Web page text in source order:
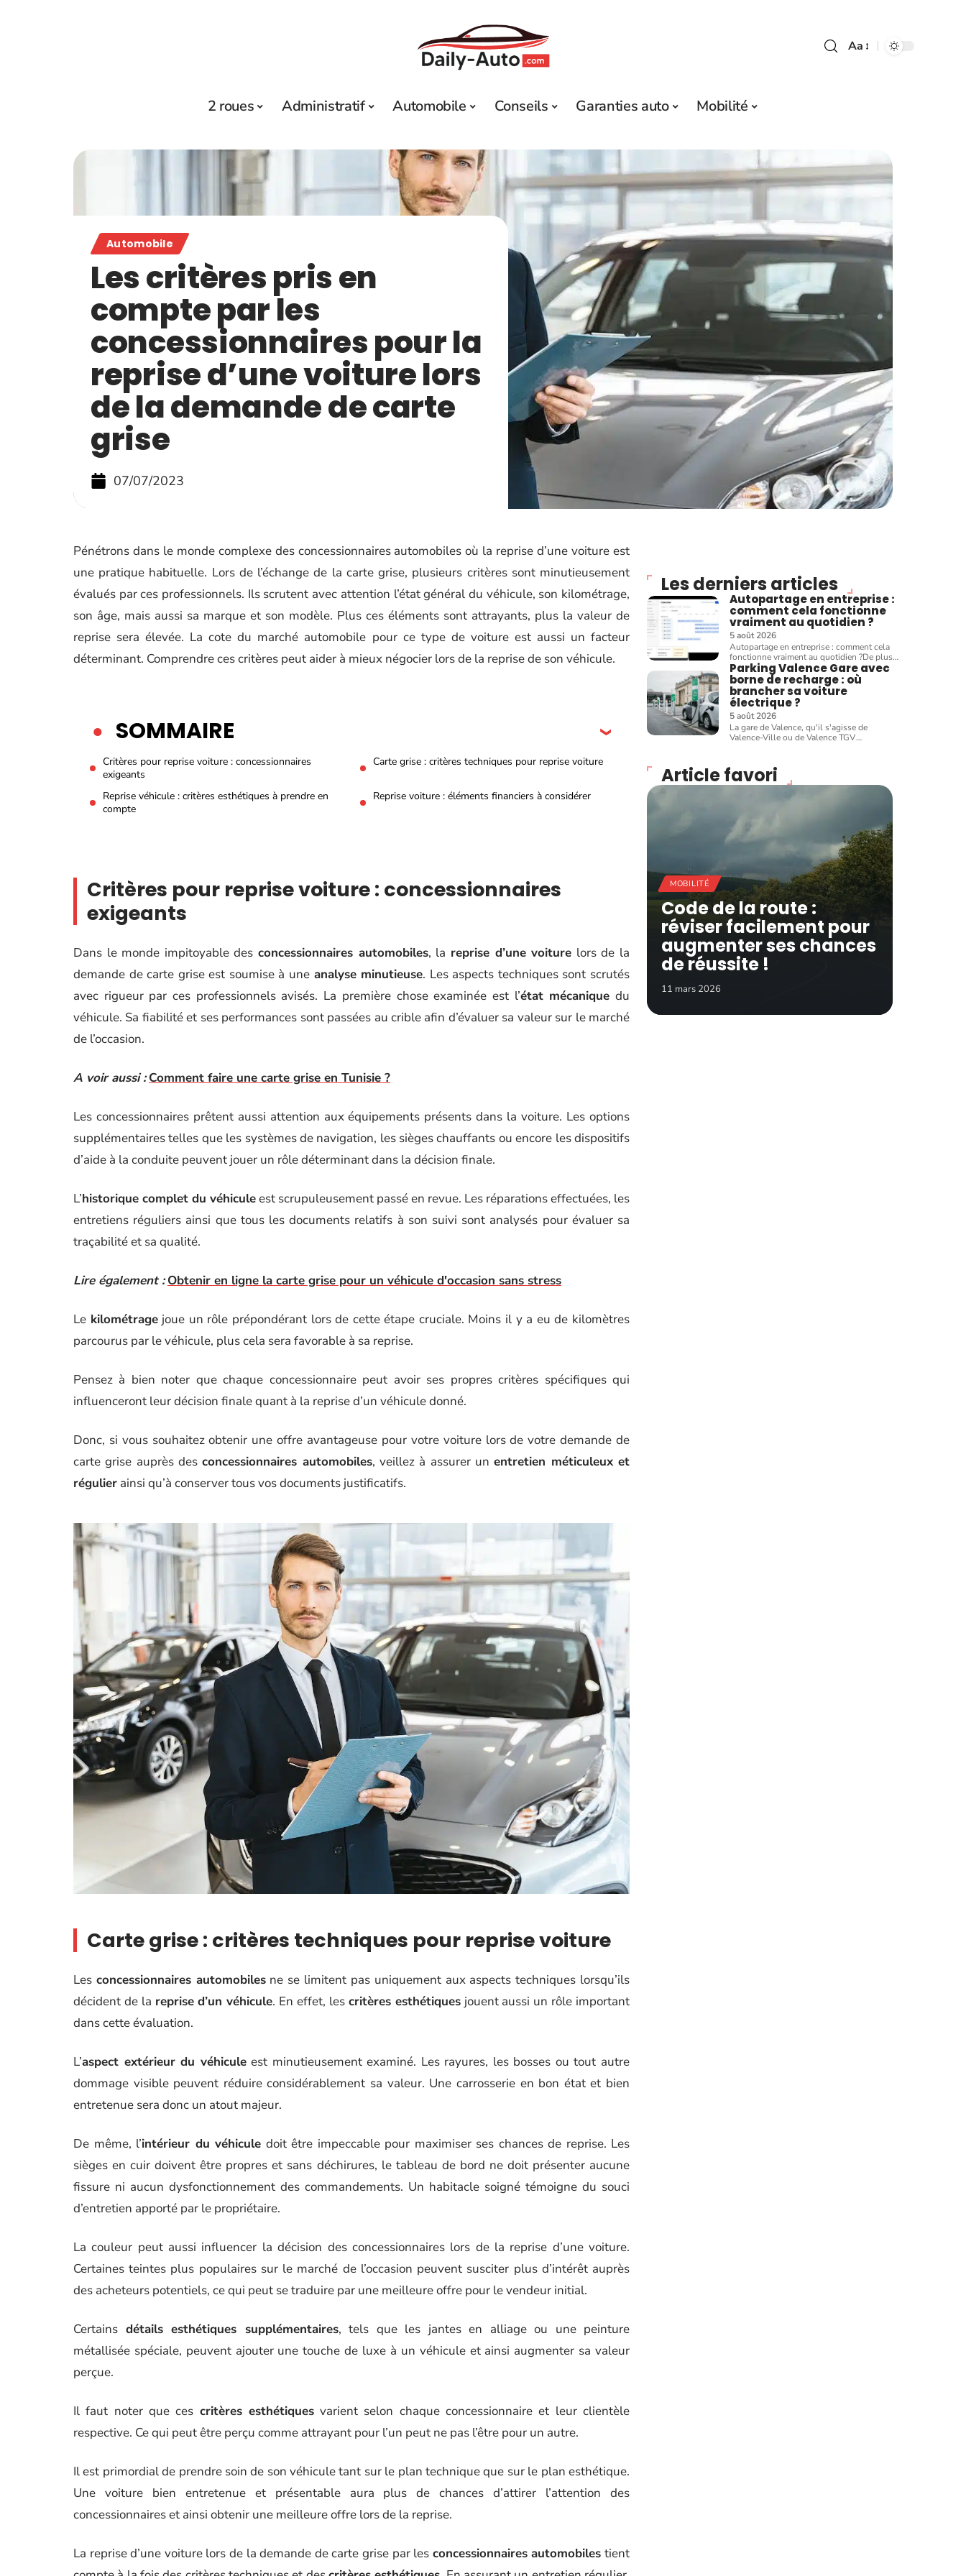
Aa
2 roues Administratif Automobile Conseils Garanties auto Mobilité
Automobile
Les critères pris en
compte par les
concessionnaires pour la
reprise d’une voiture lors
de la demande de carte
grise
07/07/2023
Pénétrons dans le monde complexe des concessionnaires automobiles où la reprise d’une voiture est
une pratique habituelle. Lors de l’échange de la carte grise, plusieurs critères sont minutieusement
évalués par ces professionnels. Ils scrutent avec attention l’état général du véhicule, son kilométrage,
son âge, mais aussi sa marque et son modèle. Plus ces éléments sont attrayants, plus la valeur de
reprise sera élevée. La cote du marché automobile pour ce type de voiture est aussi un facteur
déterminant. Comprendre ces critères peut aider à mieux négocier lors de la reprise de son véhicule.
SOMMAIRE
Critères pour reprise voiture : concessionnaires
exigeants
Carte grise : critères techniques pour reprise voiture
Reprise véhicule : critères esthétiques à prendre en
compte
Reprise voiture : éléments financiers à considérer
Critères pour reprise voiture : concessionnaires
exigeants
Dans le monde impitoyable desconcessionnaires automobiles, la reprise d’une voiture lors de la
demande de carte grise est soumise à une analyse minutieuse. Les aspects techniques sont scrutés
avec rigueur par ces professionnels avisés. La première chose examinée est l’état mécanique du
véhicule. Sa fiabilité et ses performances sont passées au crible afin d’évaluer sa valeur sur le marché
de l’occasion.
A voir aussi : Comment faire une carte grise en Tunisie ?
Les concessionnaires prêtent aussi attention aux équipements présents dans la voiture. Les options
supplémentaires telles que les systèmes de navigation, les sièges chauffants ou encore les dispositifs
d’aide à la conduite peuvent jouer un rôle déterminant dans la décision finale.
L’historique complet du véhiculeest scrupuleusement passé en revue. Les réparations effectuées, les
entretiens réguliers ainsi que tous les documents relatifs à son suivi sont analysés pour évaluer sa
traçabilité et sa qualité.
Lire également : Obtenir en ligne la carte grise pour un véhicule d'occasion sans stress
Le kilométragejoue un rôle prépondérant lors de cette étape cruciale. Moins il y a eu de kilomètres
parcourus par le véhicule, plus cela sera favorable à sa reprise.
Pensez à bien noter que chaque concessionnaire peut avoir ses propres critères spécifiques qui
influenceront leur décision finale quant à la reprise d’un véhicule donné.
Donc, si vous souhaitez obtenir une offre avantageuse pour votre voiture lors de votre demande de
carte grise auprès desconcessionnaires automobiles, veillez à assurer unentretien méticuleux et
régulier ainsi qu’à conserver tous vos documents justificatifs.
Carte grise : critères techniques pour reprise voiture
Les concessionnaires automobilesne se limitent pas uniquement aux aspects techniques lorsqu’ils
décident de la reprise d’un véhicule. En effet, les critères esthétiquesjouent aussi un rôle important
dans cette évaluation.
L’aspect extérieur du véhiculeest minutieusement examiné. Les rayures, les bosses ou tout autre
dommage visible peuvent réduire considérablement sa valeur. Une carrosserie en bon état et bien
entretenue sera donc un atout majeur.
De même, l’intérieur du véhicule doit être impeccable pour maximiser ses chances de reprise. Les
sièges en cuir doivent être propres et sans déchirures, le tableau de bord ne doit présenter aucune
fissure ni aucun dysfonctionnement des commandements. Un habitacle soigné témoigne du souci
d’entretien apporté par le propriétaire.
La couleur peut aussi influencer la décision des concessionnaires lors de la reprise d’une voiture.
Certaines teintes plus populaires sur le marché de l’occasion peuvent susciter plus d’intérêt auprès
des acheteurs potentiels, ce qui peut se traduire par une meilleure offre pour le vendeur initial.
Certains détails esthétiques supplémentaires, tels que les jantes en alliage ou une peinture
métallisée spéciale, peuvent ajouter une touche de luxe à un véhicule et ainsi augmenter sa valeur
perçue.
Il faut noter que ces critères esthétiquesvarient selon chaque concessionnaire et leur clientèle
respective. Ce qui peut être perçu comme attrayant pour l’un peut ne pas l’être pour un autre.
Il est primordial de prendre soin de son véhicule tant sur le plan technique que sur le plan esthétique.
Une voiture bien entretenue et présentable aura plus de chances d’attirer l’attention des
concessionnaires et ainsi obtenir une meilleure offre lors de la reprise.
La reprise d’une voiture lors de la demande de carte grise par les concessionnaires automobiles tient
Les derniers articles
Autopartage en entreprise :
comment cela fonctionne
vraiment au quotidien ?
5 août 2026
Autopartage en entreprise : comment cela
fonctionne vraiment au quotidien ?De plus…
Parking Valence Gare avec
borne de recharge : où
brancher sa voiture
électrique ?
5 août 2026
La gare de Valence, qu'il s'agisse de
Valence-Ville ou de Valence TGV…
Article favori
MOBILITÉ
Code de la route :
réviser facilement pour
augmenter ses chances
de réussite !
11 mars 2026